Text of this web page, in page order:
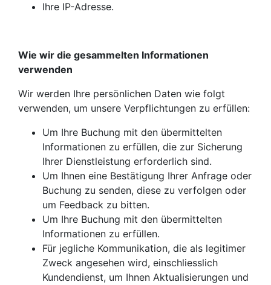
Ihre IP-Adresse.
Wie wir die gesammelten Informationen
verwenden
Wir werden Ihre persönlichen Daten wie folgt
verwenden, um unsere Verpflichtungen zu erfüllen:
Um Ihre Buchung mit den übermittelten
Informationen zu erfüllen, die zur Sicherung
Ihrer Dienstleistung erforderlich sind.
Um Ihnen eine Bestätigung Ihrer Anfrage oder
Buchung zu senden, diese zu verfolgen oder
um Feedback zu bitten.
Um Ihre Buchung mit den übermittelten
Informationen zu erfüllen.
Für jegliche Kommunikation, die als legitimer
Zweck angesehen wird, einschliesslich
Kundendienst, um Ihnen Aktualisierungen und